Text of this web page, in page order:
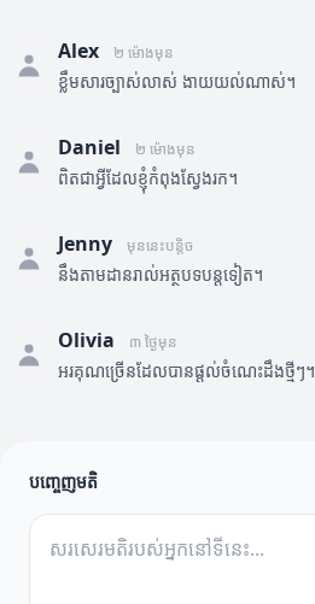
Alex ២ ម៉ោងមុន
ខ្លឹមសារច្បាស់លាស់ ងាយយល់ណាស់។
Daniel ២ ម៉ោងមុន
ពិតជាអ្វីដែលខ្ញុំកំពុងស្វែងរក។
Jenny មុននេះបន្តិច
នឹងតាមដានរាល់អត្ថបទបន្តទៀត។
Olivia ៣ ថ្ងៃមុន
អរគុណច្រើនដែលបានផ្តល់ចំណេះដឹងថ្មីៗ។
បញ្ចេញមតិ